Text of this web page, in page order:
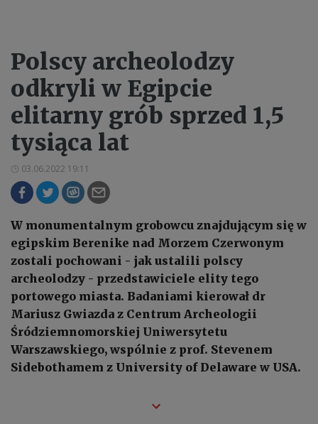
Polscy archeolodzy
odkryli w Egipcie
elitarny grób sprzed 1,5
tysiąca lat
03.06.2022 19:11
W monumentalnym grobowcu znajdującym się w
egipskim Berenike nad Morzem Czerwonym
zostali pochowani - jak ustalili polscy
archeolodzy - przedstawiciele elity tego
portowego miasta. Badaniami kierował dr
Mariusz Gwiazda z Centrum Archeologii
Śródziemnomorskiej Uniwersytetu
Warszawskiego, wspólnie z prof. Stevenem
Sidebothamem z University of Delaware w USA.